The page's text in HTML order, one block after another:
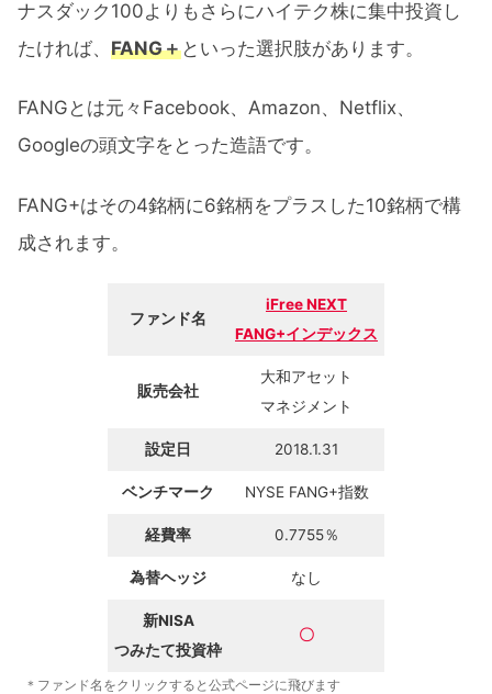
ナスダック100よりもさらにハイテク株に集中投資し
たければ、 FANG＋といった選択肢があります。
FANGとは元々Facebook、Amazon、Netflix、
Googleの頭文字をとった造語です。
FANG+はその4銘柄に6銘柄をプラスした10銘柄で構
成されます。
ファンド名
iFree NEXT
FANG+インデックス
販売会社
大和アセット
マネジメント
設定日 2018.1.31
ベンチマーク NYSE FANG+指数
経費率 0.7755％
為替ヘッジ なし
新NISA
つみたて投資枠
〇
＊ファンド名をクリックすると公式ページに飛びます